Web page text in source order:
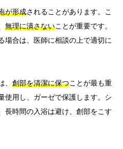
が形成されることがあります。こ
無理に潰さないことが重要です。
場合は、医師に相談の上で適切に
、 創部を清潔に保つことが最も重
使用し、ガーゼで保護します。シ
長時間の入浴は避け、創部をこす